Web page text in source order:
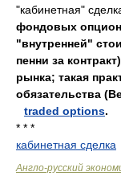
"кабинетная"
фондовых
"внутренней"
пенни за
рынка; такая
обязательства
traded options.
* * *
кабинетная сделка
Англо-русский